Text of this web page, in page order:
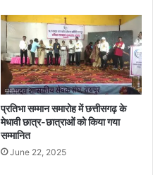
प्रतिभा सम्मान समारोह में छत्तीसगढ़ के
मेधावी छात्र-छात्राओं को किया गया
सम्मानित
June 22, 2025